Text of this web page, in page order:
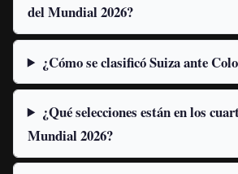
del Mundial 2026?
¿Cómo se clasificó Suiza ante
¿Qué selecciones están en los
Mundial 2026?